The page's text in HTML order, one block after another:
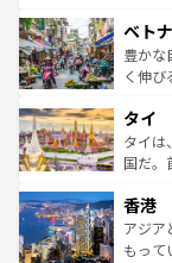
参照し
容にも
照して
き、地
できる
まで、
リティ
覧を参
ベト
豊かな
く伸び
急速な
ーチミ
醸し出
とつ。
ひ現地
が旅行
タイ
タイは
国だ。
の活気
帯で自
いビー
香港
アジア
もって